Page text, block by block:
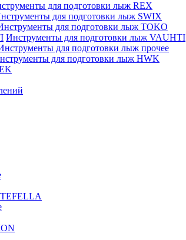
для подготовки лыж REX
для подготовки лыж SWIX
для подготовки лыж TOKO
Инструменты для подготовки лыж VAUHTI
для подготовки лыж прочее
для подготовки лыж HWK